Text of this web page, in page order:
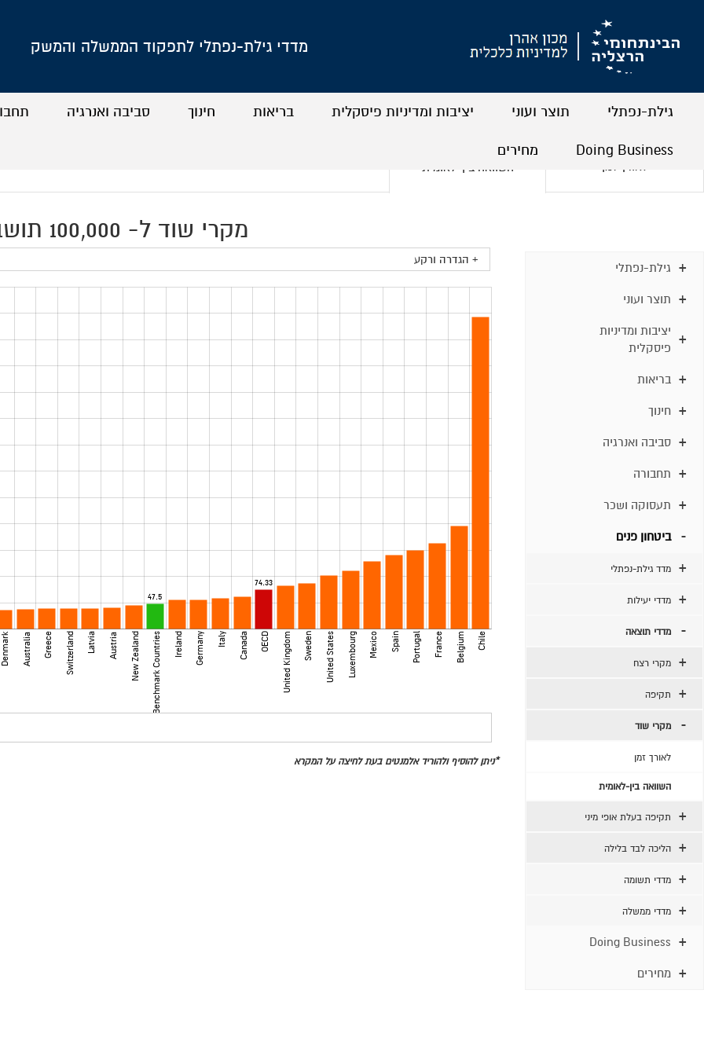
מדדי גילת-נפתלי לתפקוד הממשלה והמשק
גילת-נפתלי תוצר ועוני יציבות ומדיניות פיסקלית בריאות חינוך סביבה ואנרגיה
Doing Business מחירים
לאורך זמן השוואה בין-לאומית
גילת-נפתלי
תוצר ועוני
יציבות ומדיניות
פיסקלית
בריאות
חינוך
סביבה ואנרגיה
תחבורה
תעסוקה ושכר
ביטחון פנים
מדד גילת-נפתלי
מדדי יעילות
מדדי תוצאה
מקרי רצח
תקיפה
מקרי שוד
לאורך זמן
השוואה בין-לאומית
תקיפה בעלת אופי מיני
הליכה לבד בלילה
מדדי תשומה
מדדי ממשלה
Doing Business
מחירים
מקרי שוד ל- 100,000 תושבים (2015)
+ הגדרה ורקע
47.5
74.33
Denmark Australia Greece Switzerland Latvia Austria New Zealand Benchmark Countries Ireland Germany Italy Canada OECD United Kingdom Sweden United States Luxembourg Mexico Spain Portugal France Belgium Chile
*ניתן להוסיף ולהוריד אלמנטים בעת לחיצה על המקרא